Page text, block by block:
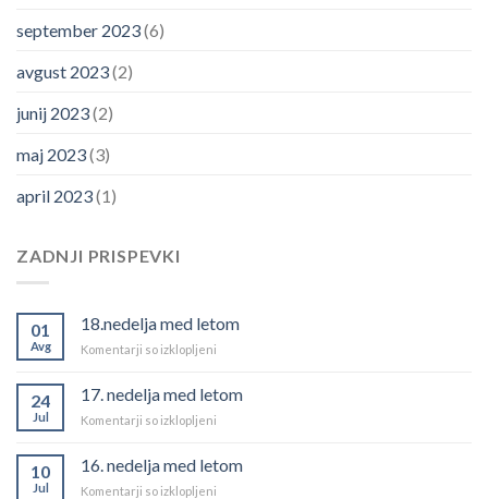
september 2023(6)
avgust 2023(2)
junij 2023(2)
maj 2023(3)
april 2023(1)
ZADNJI PRISPEVKI
01
Avg
18.nedelja med letom
Komentarji so izklopljeni
letom
24
Jul
17. nedelja med letom
Komentarji so izklopljeni
med
10
Jul
16. nedelja med letom
Komentarji so izklopljeni